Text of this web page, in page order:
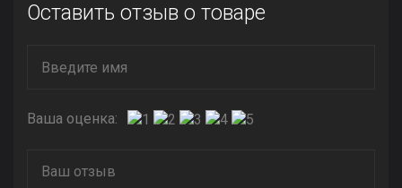
Оставить отзыв о товаре
Ваша оценка: